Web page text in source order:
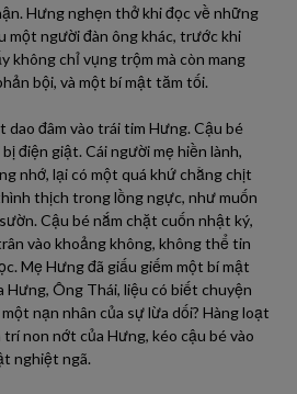
Hưng nghẹn thở khi đọc về những
một người đàn ông khác, trước khi
không chỉ vụng trộm mà còn mang
bội, và một bí mật tăm tối.
dao đâm vào trái tim Hưng. Cậu bé
điện giật. Cái người mẹ hiền lành,
nhớ, lại có một quá khứ chằng chịt
thịch trong lồng ngực, như muốn
Cậu bé nắm chặt cuốn nhật ký,
vào khoảng không, không thể tin
Mẹ Hưng đã giấu giếm một bí mật
Hưng, Ông Thái, liệu có biết chuyện
nạn nhân của sự lừa dối? Hàng loạt
trí non nớt của Hưng, kéo cậu bé vào
nghiệt ngã.